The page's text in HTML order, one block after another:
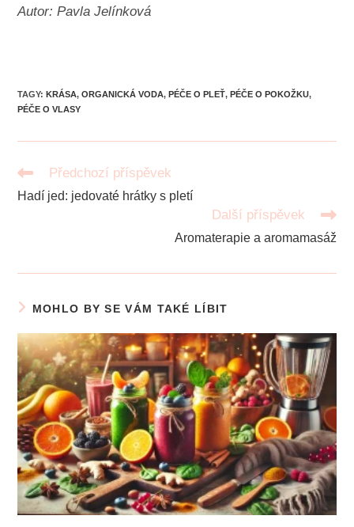
Autor: Pavla Jelínková
TAGY: KRÁSA, ORGANICKÁ VODA, PÉČE O PLEŤ, PÉČE O POKOŽKU,
PÉČE O VLASY
Číst
více
Předchozí příspěvek
Hadí jed: jedovaté hrátky s pletí
Další příspěvek
Aromaterapie a aromamasáž
MOHLO BY SE VÁM TAKÉ LÍBIT